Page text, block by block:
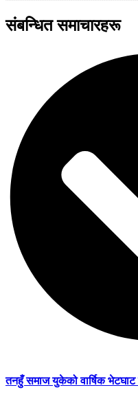
संबन्धित समाचारहरू
तनहुँ समाज युकेको वार्षिक भेटघाट